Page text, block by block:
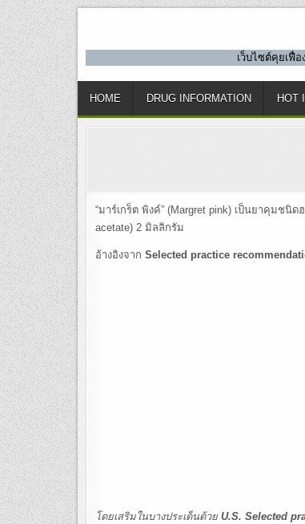
Skip
to
content
เว็บไซต์คุยเฟื่
HOME DRUG INFORMATION HOT
“มาร์เกร็ต พิงค์” (Margret pink) เป็นยาคุมชนิ
acetate) 2 มิลลิกรัม
อ้างอิงจาก Selected practice
โดยเสริมในบางประเด็นด้วย U.S. Selected